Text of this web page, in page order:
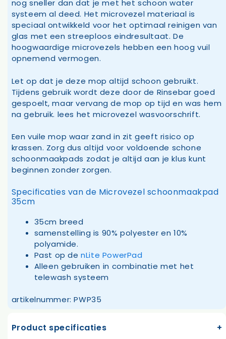
nog sneller dan dat je met het schoon water
systeem al deed. Het microvezel materiaal is
speciaal ontwikkeld voor het optimaal reinigen van
glas met een streeploos eindresultaat. De
hoogwaardige microvezels hebben een hoog vuil
opnemend vermogen.
Let op dat je deze mop altijd schoon gebruikt.
Tijdens gebruik wordt deze door de Rinsebar goed
gespoelt, maar vervang de mop op tijd en was hem
na gebruik. lees het microvezel wasvoorschrift.
Een vuile mop waar zand in zit geeft risico op
krassen. Zorg dus altijd voor voldoende schone
schoonmaakpads zodat je altijd aan je klus kunt
beginnen zonder zorgen.
Specificaties van de Microvezel schoonmaakpad
35cm
35cm breed
samenstelling is 90% polyester en 10%
polyamide.
Past op denLite PowerPad
Alleen gebruiken in combinatie met het
telewash systeem
artikelnummer: PWP35
Product specificaties